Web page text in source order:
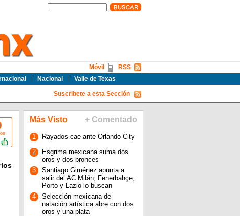
Nacional Valle de Texas
RSS
Móvil
Suscribete a esta Sección
Más Visto + Comentado
1
Rayados cae ante Orlando City
2
Esgrima mexicana suma dos
oros y dos bronces
3
Santiago Giménez apunta a
salir del AC Milán; Fenerbahçe,
Porto y Lazio lo buscan
4
Selección mexicana de
natación artística abre con dos
oros y una plata